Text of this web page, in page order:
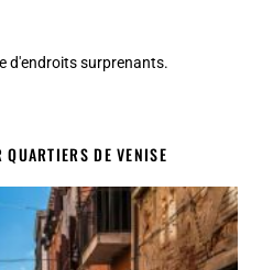
d'endroits surprenants.
DE VENISE